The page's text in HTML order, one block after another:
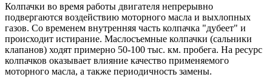
Колпачки во время работы двигателя непрерывно
подвергаются воздействию моторного масла и выхлопных
газов. Со временем внутренняя часть колпачка "дубеет" и
происходит истирание. Маслосъемные колпачки (сальники
клапанов) ходят примерно 50-100 тыс. км. пробега. На ресурс
колпачков оказывает влияние качество применяемого
моторного масла, а также периодичность замены.